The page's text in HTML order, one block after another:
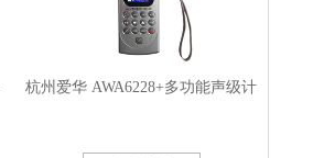
杭州爱华 AWA6228+多功能声级计